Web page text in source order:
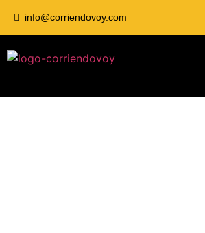
info@corriendovoy.com